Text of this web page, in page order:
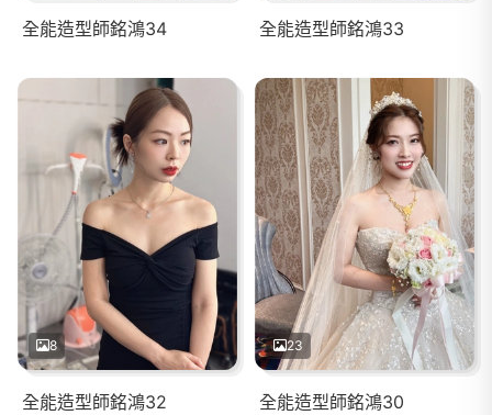
全能造型師銘鴻34 全能造型師銘鴻33
8
全能造型師銘鴻32
23
全能造型師銘鴻30